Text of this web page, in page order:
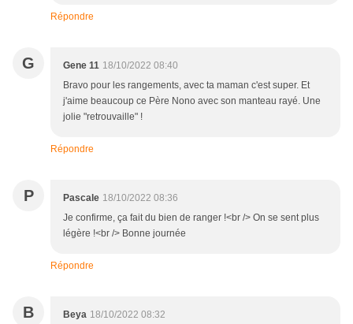
Répondre
G Gene 11 18/10/2022 08:40
Bravo pour les rangements, avec ta maman c'est super. Et
j'aime beaucoup ce Père Nono avec son manteau rayé. Une
jolie "retrouvaille" !
Répondre
P Pascale 18/10/2022 08:36
Je confirme, ça fait du bien de ranger !<br /> On se sent plus
légère !<br /> Bonne journée
Répondre
B Beya 18/10/2022 08:32